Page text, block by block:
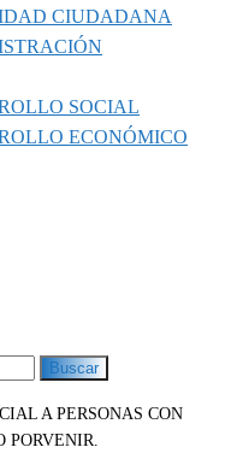
CIUDADANA
SOCIAL
ECONÓMICO